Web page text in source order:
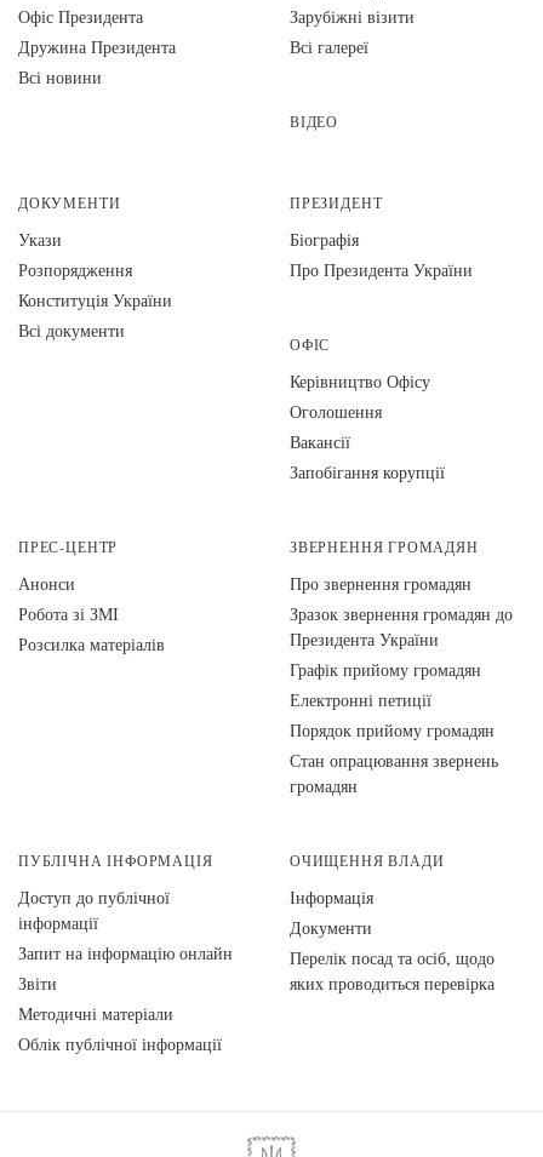
Офіс Президента
Дружина Президента
Всі новини
Зарубіжні візити
Всі галереї
ВІДЕО
ДОКУМЕНТИ
Укази
Розпорядження
Конституція України
Всі документи
ПРЕЗИДЕНТ
Біографія
Про Президента України
ОФІС
Керівництво Офісу
Оголошення
Вакансії
Запобігання корупції
ПРЕС-ЦЕНТР
Анонси
Робота зі ЗМІ
Розсилка матеріалів
ЗВЕРНЕННЯ ГРОМАДЯН
Про звернення громадян
Зразок звернення громадян до
Президента України
Графік прийому громадян
Електронні петиції
Порядок прийому громадян
Стан опрацювання звернень
громадян
ПУБЛІЧНА ІНФОРМАЦІЯ
Доступ до публічної
інформації
Запит на інформацію онлайн
Звіти
Методичні матеріали
Облік публічної інформації
ОЧИЩЕННЯ ВЛАДИ
Інформація
Документи
Перелік посад та осіб, щодо
яких проводиться перевірка